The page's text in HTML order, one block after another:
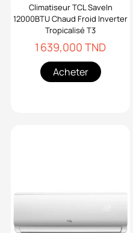
Climatiseur TCL SaveIn
12000BTU Chaud Froid Inverter
Tropicalisé T3
1 639,000 TND
Acheter